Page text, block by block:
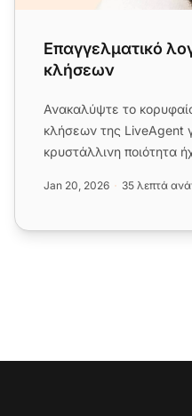
Επαγγελματικό
κλήσεων
Ανακαλύψτε το
κλήσεων της LiveAgent
κρυστάλλινη ποιότητα
Jan 20, 2026 35 λεπτά